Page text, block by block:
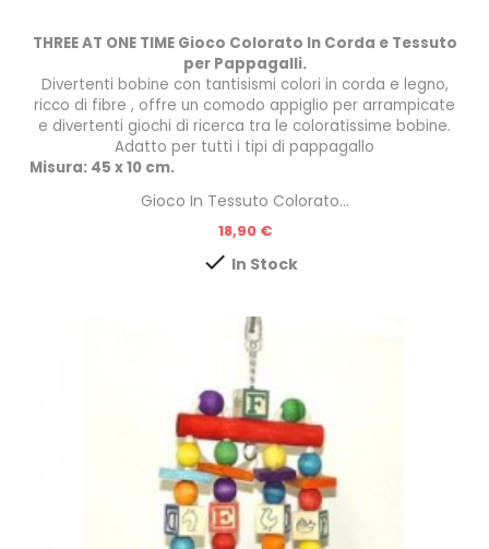
THREE AT ONE TIMEGioco Colorato In Corda e Tessuto
per Pappagalli.
Divertenti bobine con tantisismi colori in corda e legno,
ricco di fibre , offre un comodo appiglio per arrampicate
e divertenti giochi di ricerca tra le coloratissime bobine.
Adatto per tutti i tipi di pappagallo
Misura: 45 x 10 cm.
Gioco In Tessuto Colorato...
Prezzo
18,90 €
 In Stock